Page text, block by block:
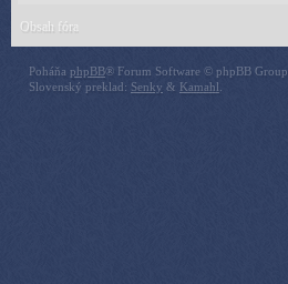
Obsah fóra
Poháňa phpBB® Forum Software © phpBB Group
Slovenský preklad: Senky & Kamahl